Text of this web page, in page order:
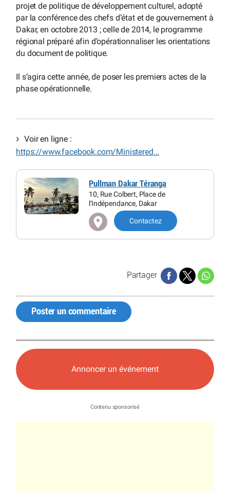
projet de politique de développement culturel, adopté
par la conférence des chefs d’état et de gouvernement à
Dakar, en octobre 2013 ; celle de 2014, le programme
régional préparé afin d’opérationnaliser les orientations
du document de politique.
Il s’agira cette année, de poser les premiers actes de la
phase opérationnelle.
Voir en ligne :
https://www.facebook.com/Ministered...
Pullman Dakar Téranga
10, Rue Colbert, Place de
l'Indépendance, Dakar
Contactez
Partager
Poster un commentaire
Annoncer un événement